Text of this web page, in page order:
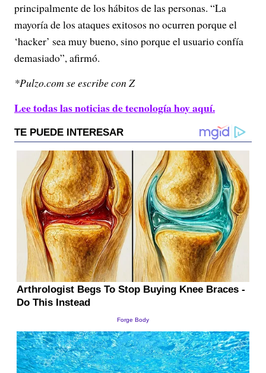
principalmente de los hábitos de las personas. “La
mayoría de los ataques exitosos no ocurren porque el
‘hacker’ sea muy bueno, sino porque el usuario confía
demasiado”, afirmó.
*Pulzo.com se escribe con Z
Lee todas las noticias de tecnología hoy aquí.